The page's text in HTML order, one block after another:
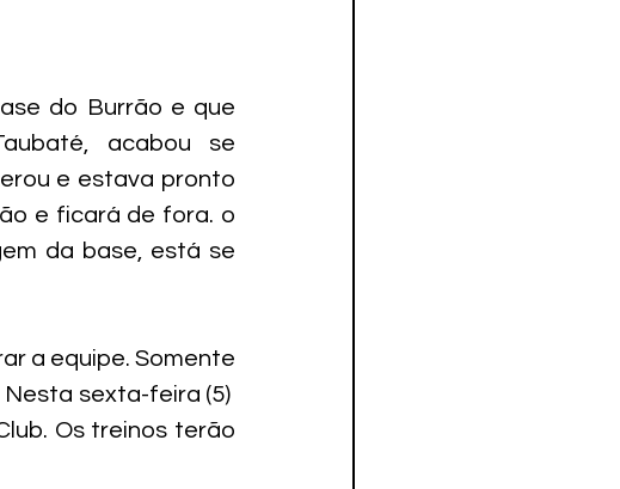
do Burrão e que
acabou se
e estava pronto
e ficará de fora. o
da base, está se
a equipe. Somente
sexta-feira (5)
Os treinos terão